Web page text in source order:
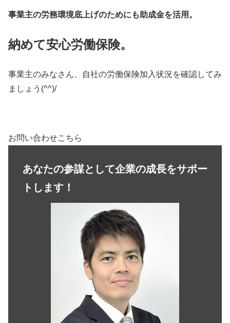
事業主の労務環境底上げのためにも助成金を活用。
納めて安心労働保険。
事業主のみなさん、自社の労働保険加入状況を確認してみ
ましょう(^^)/
お問い合わせこちら
あなたの参謀として企業の成長をサポー
トします！